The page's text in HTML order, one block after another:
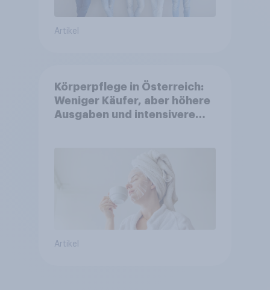
Artikel
Körperpflege in Österreich:
Weniger Käufer, aber höhere
Ausgaben und intensivere
Artikel